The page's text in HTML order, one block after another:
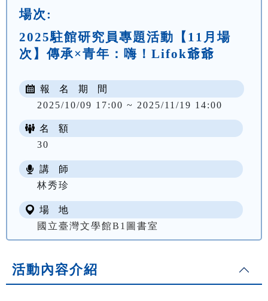
場次:
2025駐館研究員專題活動【11月場
次】傳承×青年：嗨！Lifok爺爺
報 名 期 間
2025/10/09 17:00 ~ 2025/11/19 14:00
名 額
30
講 師
林秀珍
場 地
國立臺灣文學館B1圖書室
活動內容介紹